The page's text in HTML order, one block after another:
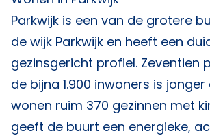
Parkwijk is een van de grotere
de wijk Parkwijk en heeft een
gezinsgericht profiel. Zeventien
de bijna 1.900 inwoners is jonger
wonen ruim 370 gezinnen met
geeft de buurt een energieke,